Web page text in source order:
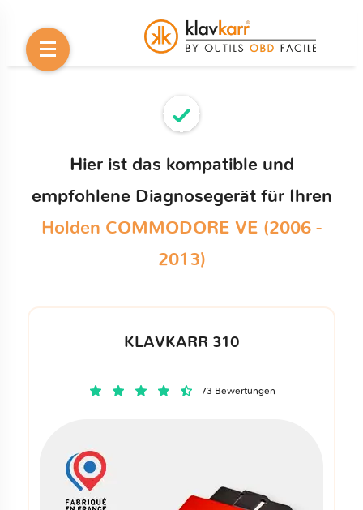
Hier ist das kompatible und
empfohlene Diagnosegerät für Ihren
Holden COMMODORE VE (2006 -
2013)
KLAVKARR 310
73 Bewertungen